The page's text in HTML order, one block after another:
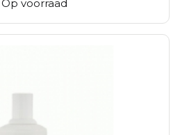
Op voorraad